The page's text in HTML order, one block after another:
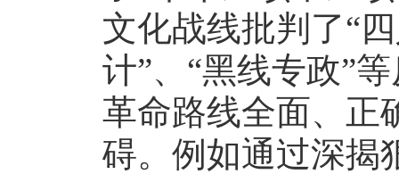
文化战线批判了“
计”、“黑线专政”
革命路线全面、正
碍。例如通过深揭